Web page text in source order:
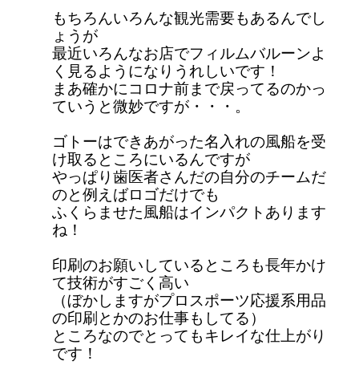
もちろんいろんな観光需要もあるんでし
ょうが
最近いろんなお店でフィルムバルーンよ
く見るようになりうれしいです！
まあ確かにコロナ前まで戻ってるのかっ
ていうと微妙ですが・・・。
ゴトーはできあがった名入れの風船を受
け取るところにいるんですが
やっぱり歯医者さんだの自分のチームだ
のと例えばロゴだけでも
ふくらませた風船はインパクトあります
ね！
印刷のお願いしているところも長年かけ
て技術がすごく高い
（ぼかしますがプロスポーツ応援系用品
の印刷とかのお仕事もしてる）
ところなのでとってもキレイな仕上がり
です！